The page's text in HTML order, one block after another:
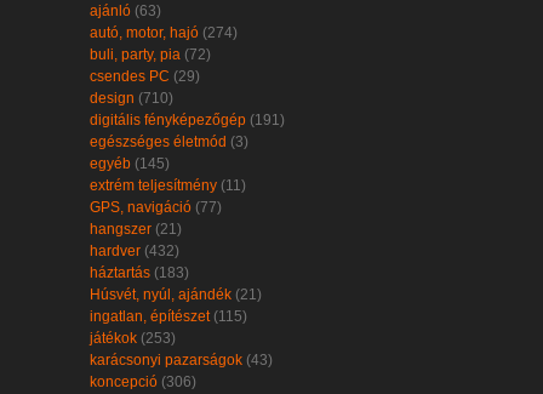
ajánló (63)
autó, motor, hajó (274)
buli, party, pia (72)
csendes PC (29)
design (710)
digitális fényképezőgép (191)
egészséges életmód (3)
egyéb (145)
extrém teljesítmény (11)
GPS, navigáció (77)
hangszer (21)
hardver (432)
háztartás (183)
Húsvét, nyúl, ajándék (21)
ingatlan, építészet(115)
játékok (253)
karácsonyi pazarságok (43)
koncepció (306)